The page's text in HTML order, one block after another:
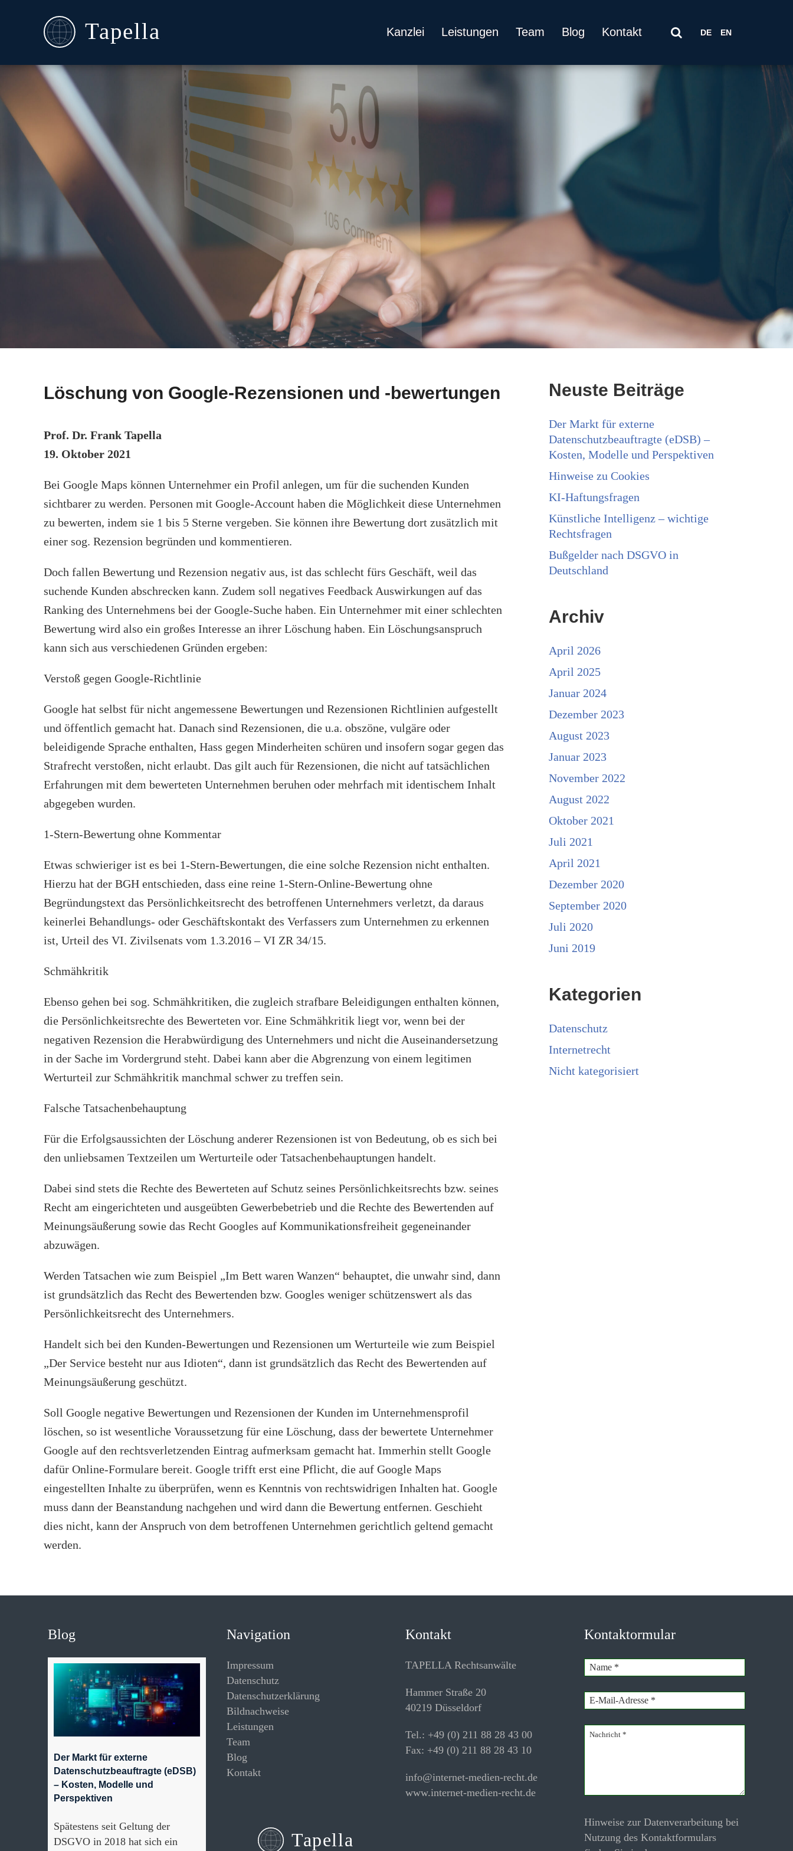
Kanzlei Leistungen Team Blog Kontakt DE EN
Löschung von Google-Rezensionen und -bewertungen
Prof. Dr. Frank Tapella
19. Oktober 2021
Bei Google Maps können Unternehmer ein Profil anlegen, um für die suchenden Kunden
sichtbarer zu werden. Personen mit Google-Account haben die Möglichkeit diese Unternehmen
zu bewerten, indem sie 1 bis 5 Sterne vergeben. Sie können ihre Bewertung dort zusätzlich mit
einer sog. Rezension begründen und kommentieren.
Doch fallen Bewertung und Rezension negativ aus, ist das schlecht fürs Geschäft, weil das
suchende Kunden abschrecken kann. Zudem soll negatives Feedback Auswirkungen auf das
Ranking des Unternehmens bei der Google-Suche haben. Ein Unternehmer mit einer schlechten
Bewertung wird also ein großes Interesse an ihrer Löschung haben. Ein Löschungsanspruch
kann sich aus verschiedenen Gründen ergeben:
Verstoß gegen Google-Richtlinie
Google hat selbst für nicht angemessene Bewertungen und Rezensionen Richtlinien aufgestellt
und öffentlich gemacht hat. Danach sind Rezensionen, die u.a. obszöne, vulgäre oder
beleidigende Sprache enthalten, Hass gegen Minderheiten schüren und insofern sogar gegen das
Strafrecht verstoßen, nicht erlaubt. Das gilt auch für Rezensionen, die nicht auf tatsächlichen
Erfahrungen mit dem bewerteten Unternehmen beruhen oder mehrfach mit identischem Inhalt
abgegeben wurden.
1-Stern-Bewertung ohne Kommentar
Etwas schwieriger ist es bei 1-Stern-Bewertungen, die eine solche Rezension nicht enthalten.
Hierzu hat der BGH entschieden, dass eine reine 1-Stern-Online-Bewertung ohne
Begründungstext das Persönlichkeitsrecht des betroffenen Unternehmers verletzt, da daraus
keinerlei Behandlungs- oder Geschäftskontakt des Verfassers zum Unternehmen zu erkennen
ist, Urteil des VI. Zivilsenats vom 1.3.2016 – VI ZR 34/15.
Schmähkritik
Ebenso gehen bei sog. Schmähkritiken, die zugleich strafbare Beleidigungen enthalten können,
die Persönlichkeitsrechte des Bewerteten vor. Eine Schmähkritik liegt vor, wenn bei der
negativen Rezension die Herabwürdigung des Unternehmers und nicht die Auseinandersetzung
in der Sache im Vordergrund steht. Dabei kann aber die Abgrenzung von einem legitimen
Werturteil zur Schmähkritik manchmal schwer zu treffen sein.
Falsche Tatsachenbehauptung
Für die Erfolgsaussichten der Löschung anderer Rezensionen ist von Bedeutung, ob es sich bei
den unliebsamen Textzeilen um Werturteile oder Tatsachenbehauptungen handelt.
Dabei sind stets die Rechte des Bewerteten auf Schutz seines Persönlichkeitsrechts bzw. seines
Recht am eingerichteten und ausgeübten Gewerbebetrieb und die Rechte des Bewertenden auf
Meinungsäußerung sowie das Recht Googles auf Kommunikationsfreiheit gegeneinander
abzuwägen.
Werden Tatsachen wie zum Beispiel „Im Bett waren Wanzen“ behauptet, die unwahr sind, dann
ist grundsätzlich das Recht des Bewertenden bzw. Googles weniger schützenswert als das
Persönlichkeitsrecht des Unternehmers.
Handelt sich bei den Kunden-Bewertungen und Rezensionen um Werturteile wie zum Beispiel
„Der Service besteht nur aus Idioten“, dann ist grundsätzlich das Recht des Bewertenden auf
Meinungsäußerung geschützt.
Soll Google negative Bewertungen und Rezensionen der Kunden im Unternehmensprofil
löschen, so ist wesentliche Voraussetzung für eine Löschung, dass der bewertete Unternehmer
Google auf den rechtsverletzenden Eintrag aufmerksam gemacht hat. Immerhin stellt Google
dafür Online-Formulare bereit. Google trifft erst eine Pflicht, die auf Google Maps
eingestellten Inhalte zu überprüfen, wenn es Kenntnis von rechtswidrigen Inhalten hat. Google
muss dann der Beanstandung nachgehen und wird dann die Bewertung entfernen. Geschieht
dies nicht, kann der Anspruch von dem betroffenen Unternehmen gerichtlich geltend gemacht
werden.
Neuste Beiträge
Der Markt für externe
Datenschutzbeauftragte (eDSB) –
Kosten, Modelle und Perspektiven
Hinweise zu Cookies
KI-Haftungsfragen
Künstliche Intelligenz – wichtige
Rechtsfragen
Bußgelder nach DSGVO in
Deutschland
Archiv
April 2026
April 2025
Januar 2024
Dezember 2023
August 2023
Januar 2023
November 2022
August 2022
Oktober 2021
Juli 2021
April 2021
Dezember 2020
September 2020
Juli 2020
Juni 2019
Kategorien
Datenschutz
Internetrecht
Nicht kategorisiert
Blog
Der Markt für externe
Datenschutzbeauftragte (eDSB)
– Kosten, Modelle und
Perspektiven
Spätestens seit Geltung der
DSGVO in 2018 hat sich ein
Navigation
Impressum
Datenschutz
Datenschutzerklärung
Bildnachweise
Leistungen
Team
Blog
Kontakt
Kontakt
TAPELLA Rechtsanwälte
Hammer Straße 20
40219 Düsseldorf
Tel.: +49 (0) 211 88 28 43 00
Fax: +49 (0) 211 88 28 43 10
info@internet-medien-recht.de
www.internet-medien-recht.de
Kontaktormular
Hinweise zur Datenverarbeitung bei
Nutzung des Kontaktformulars